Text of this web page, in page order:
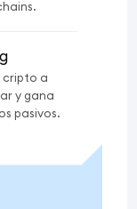
cripto a
y gana
pasivos.